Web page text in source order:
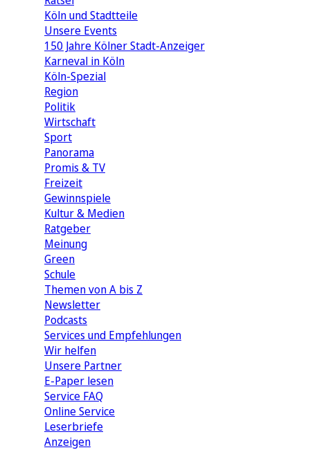
Köln und Stadtteile
Unsere Events
150 Jahre Kölner Stadt-Anzeiger
Karneval in Köln
Köln-Spezial
Region
Politik
Wirtschaft
Sport
Panorama
Promis & TV
Freizeit
Gewinnspiele
Kultur & Medien
Ratgeber
Meinung
Green
Schule
Themen von A bis Z
Newsletter
Podcasts
Services und Empfehlungen
Wir helfen
Unsere Partner
E-Paper lesen
Service FAQ
Online Service
Leserbriefe
Anzeigen